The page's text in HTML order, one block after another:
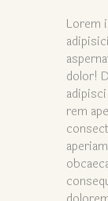
Lorem
dolor!
rem